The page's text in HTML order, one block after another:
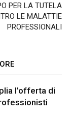
PER LA TUTELA
LE MALATTIE
PROFESSIONALI
l’offerta di